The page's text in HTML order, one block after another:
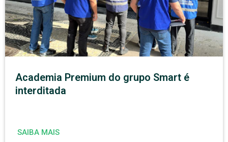
Academia Premium do grupo Smart é
interditada
SAIBA MAIS